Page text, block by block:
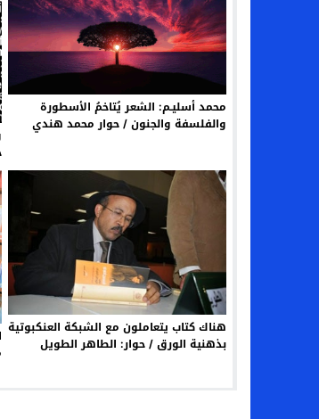
محمد أسليـم: الشعر يُتاخمُ الأسطورة
والفلسفة والجنون / حوار محمد هندي
هناك كتاب يتعاملون مع الشبكة العنكبوتية
بذهنية الورق / حوار: الطاهر الطويل